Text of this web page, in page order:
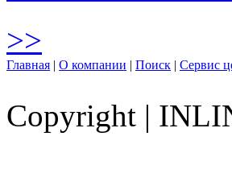
>>
Главная | О компании | Поиск | Сервис
Copyright |